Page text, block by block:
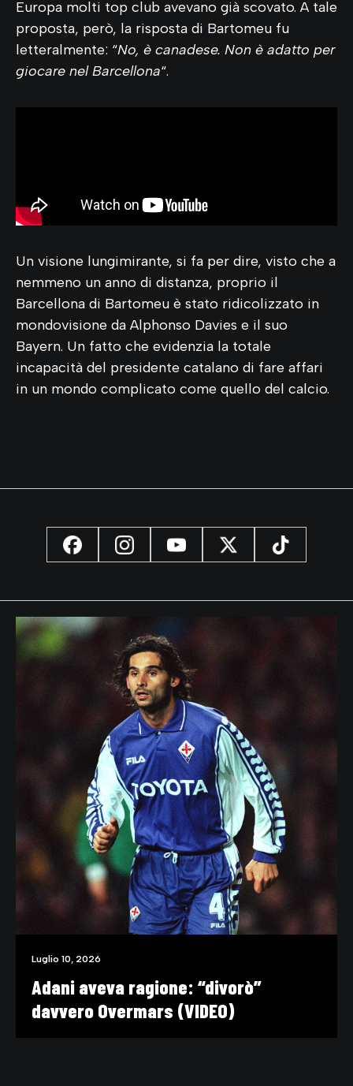
Europa molti top club avevano già scovato. A tale
proposta, però, la risposta di Bartomeu fu
letteralmente: “No, è canadese. Non è adatto per
giocare nel Barcellona“.
Un visione lungimirante, si fa per dire, visto che a
nemmeno un anno di distanza, proprio il
Barcellona di Bartomeu è stato ridicolizzato in
mondovisione da Alphonso Davies e il suo
Bayern. Un fatto che evidenzia la totale
incapacità del presidente catalano di fare affari
in un mondo complicato come quello del calcio.
Luglio 10, 2026
Adani aveva ragione: “divorò”
davvero Overmars (VIDEO)